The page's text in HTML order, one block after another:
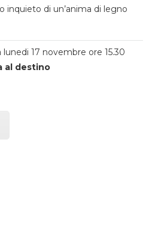
inquieto di un’anima di legno
17 novembre ore 15.30
al destino